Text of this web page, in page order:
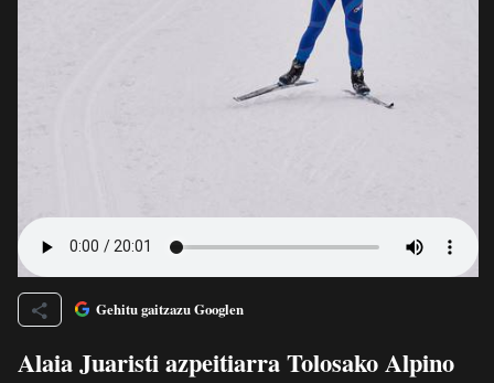
Gehitu gaitzazu Googlen
Alaia Juaristi azpeitiarra Tolosako Alpino